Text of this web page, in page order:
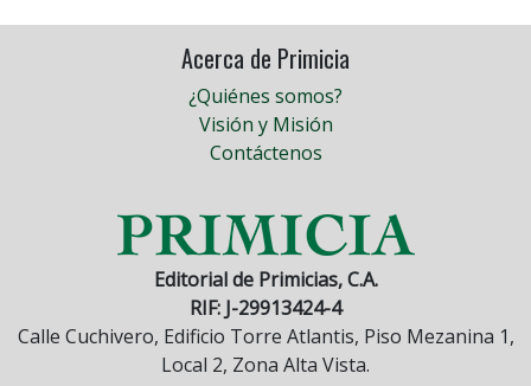
Acerca de Primicia
¿Quiénes somos?
Visión y Misión
Contáctenos
Editorial de Primicias, C.A.
RIF: J-29913424-4
Calle Cuchivero, Edificio Torre Atlantis, Piso Mezanina 1,
Local 2, Zona Alta Vista.